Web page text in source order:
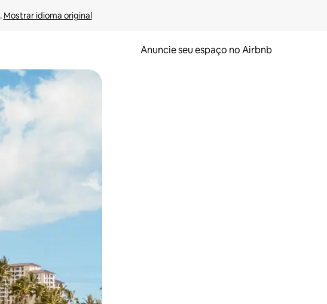
Mostrar idioma original
Anuncie seu espaço no Airbnb
ou tocando e deslizando o dedo na tela.